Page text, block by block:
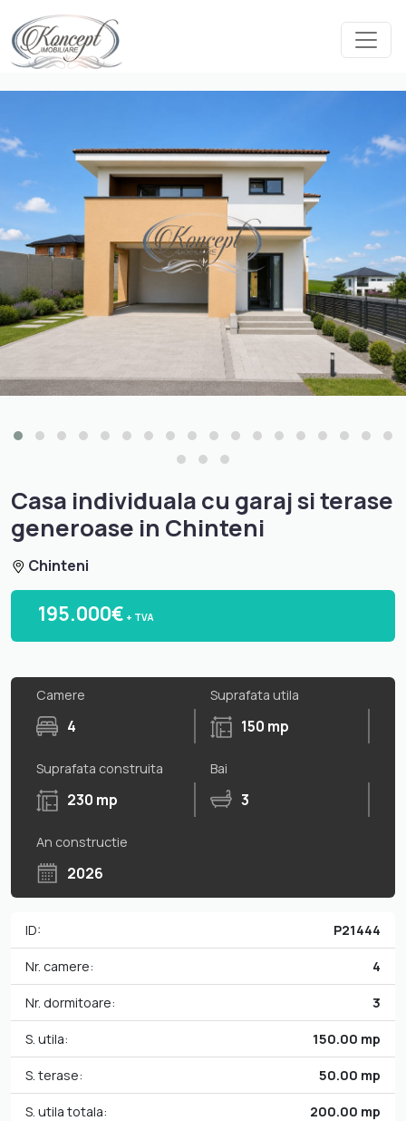
Casa individuala cu garaj si terase
generoase in Chinteni
Chinteni
195.000€ + TVA
Camere
4
Suprafata utila
150 mp
Suprafata construita
230 mp
Bai
3
An constructie
2026
ID: P21444
Nr. camere: 4
Nr. dormitoare: 3
S. utila: 150.00 mp
S. terase: 50.00 mp
S. utila totala: 200.00 mp